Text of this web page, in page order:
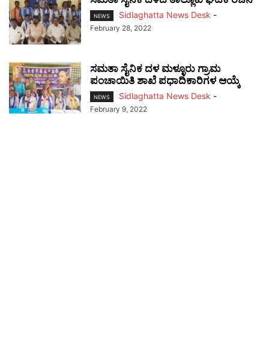
NEWS Sidlaghatta News Desk -
February 28, 2022
ಸಮತಾ ಸೈನಿಕ ದಳ ಮಳ್ಳೂರು ಗ್ರಾಮ
ಪಂಚಾಯಿತಿ ಶಾಖೆ ಪಧಾದಿಕಾರಿಗಳ ಆಯ್ಕೆ
NEWS Sidlaghatta News Desk -
February 9, 2022